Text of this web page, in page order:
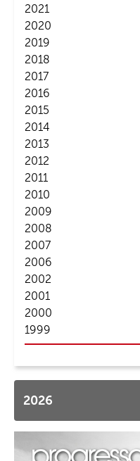
2021
2020
2019
2018
2017
2016
2015
2014
2013
2012
2011
2010
2009
2008
2007
2006
2002
2001
2000
1999
2026